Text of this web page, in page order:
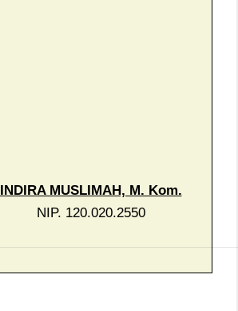
INDIRA MUSLIMAH, M. Kom.
NIP. 120.020.2550